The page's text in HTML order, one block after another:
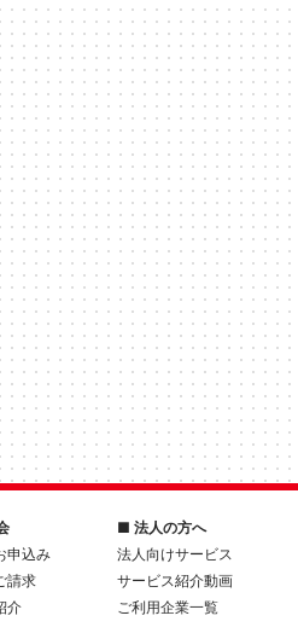
申込み
請求
介
■ 法人の方へ
法人向けサービス
サービス紹介動画
ご利用企業一覧